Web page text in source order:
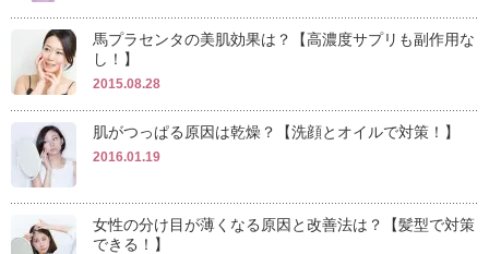
馬プラセンタの美肌効果は？【高濃度サプリも副作用な
し！】
2015.08.28
肌がつっぱる原因は乾燥？【洗顔とオイルで対策！】
2016.01.19
女性の分け目が薄くなる原因と改善法は？【髪型で対策
できる！】